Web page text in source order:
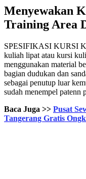
Menyewakan
Training Area
SPESIFIKASI KURSI
kuliah lipat atau kursi
menggunakan material
bagian dudukan dan
sebagai penutup luar
sudah menempel patenn
Baca Juga >> Pusat
Tangerang Gratis